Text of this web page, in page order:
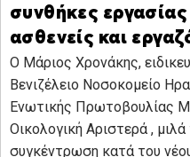
συνθήκες
ασθενείς και
Ο Μάριος Χρονάκης,
Βενιζέλειο Νοσοκομείο
Ενωτικής Πρωτοβουλίας
Οικολογική Αριστερά ,
συγκέντρωση κατά του